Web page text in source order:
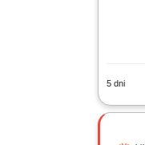
5 dni